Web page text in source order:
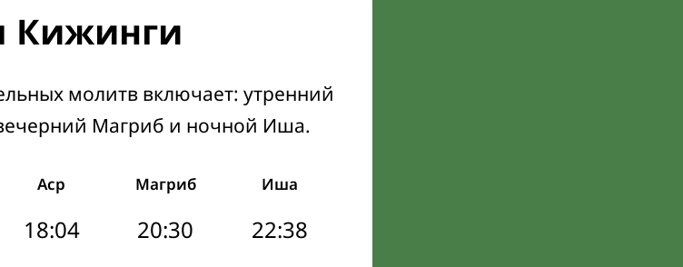
Кижинги
молитв включает: утренний
Магриб и ночной Иша.
Аср Магриб Иша
18:04 20:30
22:38